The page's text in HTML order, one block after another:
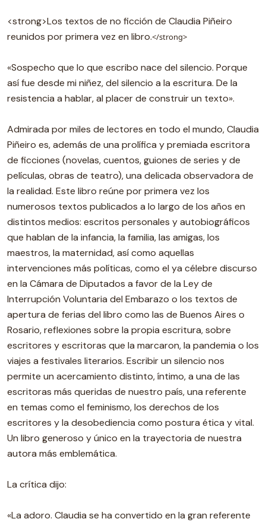
<strong>Los textos de no ficción de Claudia Piñeiro
reunidos por primera vez en libro.</strong>
«Sospecho que lo que escribo nace del silencio. Porque
así fue desde mi niñez, del silencio a la escritura. De la
resistencia a hablar, al placer de construir un texto».
Admirada por miles de lectores en todo el mundo, Claudia
Piñeiro es, además de una prolífica y premiada escritora
de ficciones (novelas, cuentos, guiones de series y de
películas, obras de teatro), una delicada observadora de
la realidad. Este libro reúne por primera vez los
numerosos textos publicados a lo largo de los años en
distintos medios: escritos personales y autobiográficos
que hablan de la infancia, la familia, las amigas, los
maestros, la maternidad, así como aquellas
intervenciones más políticas, como el ya célebre discurso
en la Cámara de Diputados a favor de la Ley de
Interrupción Voluntaria del Embarazo o los textos de
apertura de ferias del libro como las de Buenos Aires o
Rosario, reflexiones sobre la propia escritura, sobre
escritores y escritoras que la marcaron, la pandemia o los
viajes a festivales literarios. Escribir un silencio nos
permite un acercamiento distinto, íntimo, a una de las
escritoras más queridas de nuestro país, una referente
en temas como el feminismo, los derechos de los
escritores y la desobediencia como postura ética y vital.
Un libro generoso y único en la trayectoria de nuestra
autora más emblemática.
La crítica dijo:
«La adoro. Claudia se ha convertido en la gran referente